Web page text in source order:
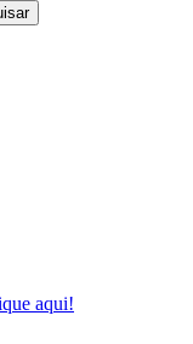
aqui!